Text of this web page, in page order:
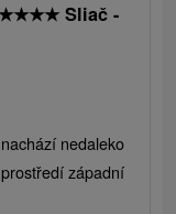
★★★★ Sliač -
nedaleko
západní